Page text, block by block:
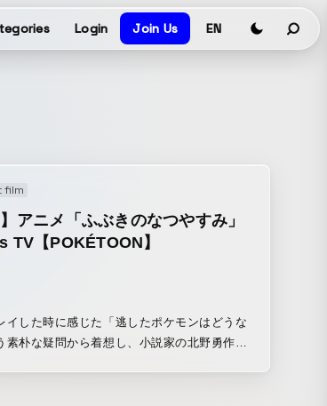
Login Join Us EN
film
アニメ「ふぶきのなつやすみ」
TV【POKÉTOON】
イした時に感じた「逃したポケモンはどうな
素朴な疑問から着想し、小説家の北野勇作氏
して制作した。秘密基地のような遊びの中で